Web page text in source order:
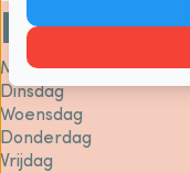
Hulp
Maandag
Dinsdag
Woensdag
Donderdag
Vrijdag